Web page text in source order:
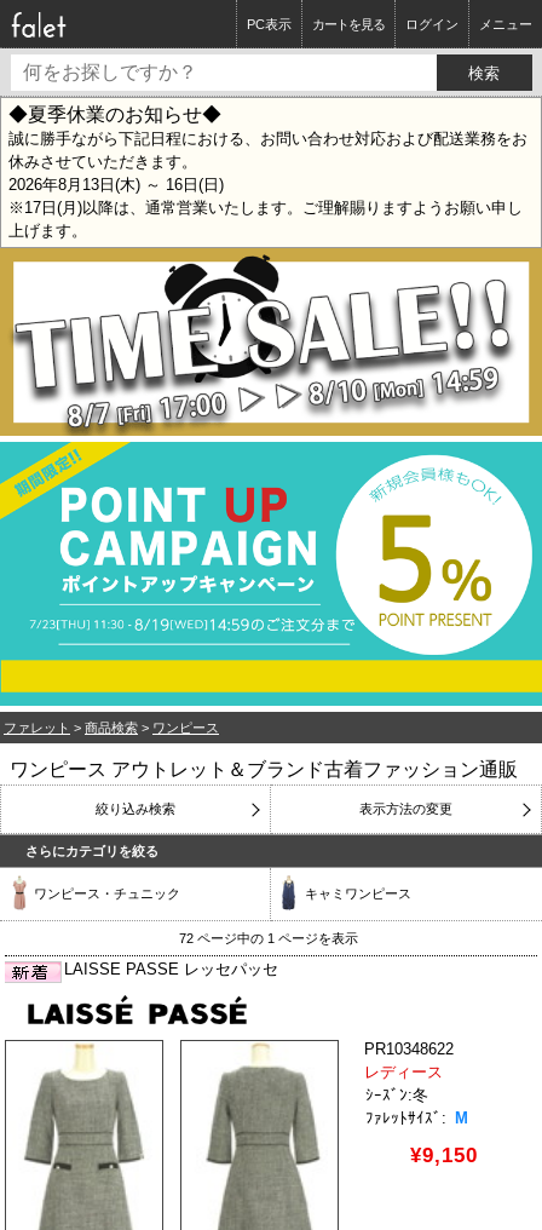
ログイン メニュー
カートを見る
PC表示
◆夏季休業のお知らせ◆
誠に勝手ながら下記日程における、お問い合わせ対応および配送業務をお
休みさせていただきます。
2026年8月13日(木) ～ 16日(日)
※17日(月)以降は、通常営業いたします。ご理解賜りますようお願い申し
上げます。
ファレット > 商品検索 > ワンピース
ワンピース アウトレット＆ブランド古着ファッション通販
絞り込み検索 表示方法の変更
さらにカテゴリを絞る
ワンピース・チュニック キャミワンピース
72 ページ中の 1 ページを表示
LAISSE PASSE レッセパッセ
PR10348622
レディース
ｼｰｽﾞﾝ:冬
ﾌｧﾚｯﾄｻｲｽﾞ:
M
¥9,150